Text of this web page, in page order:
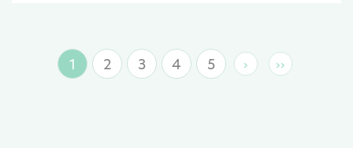
Page
1 Page
2 Page
3 Page
4 Page
5
Page
›
Dernière
››